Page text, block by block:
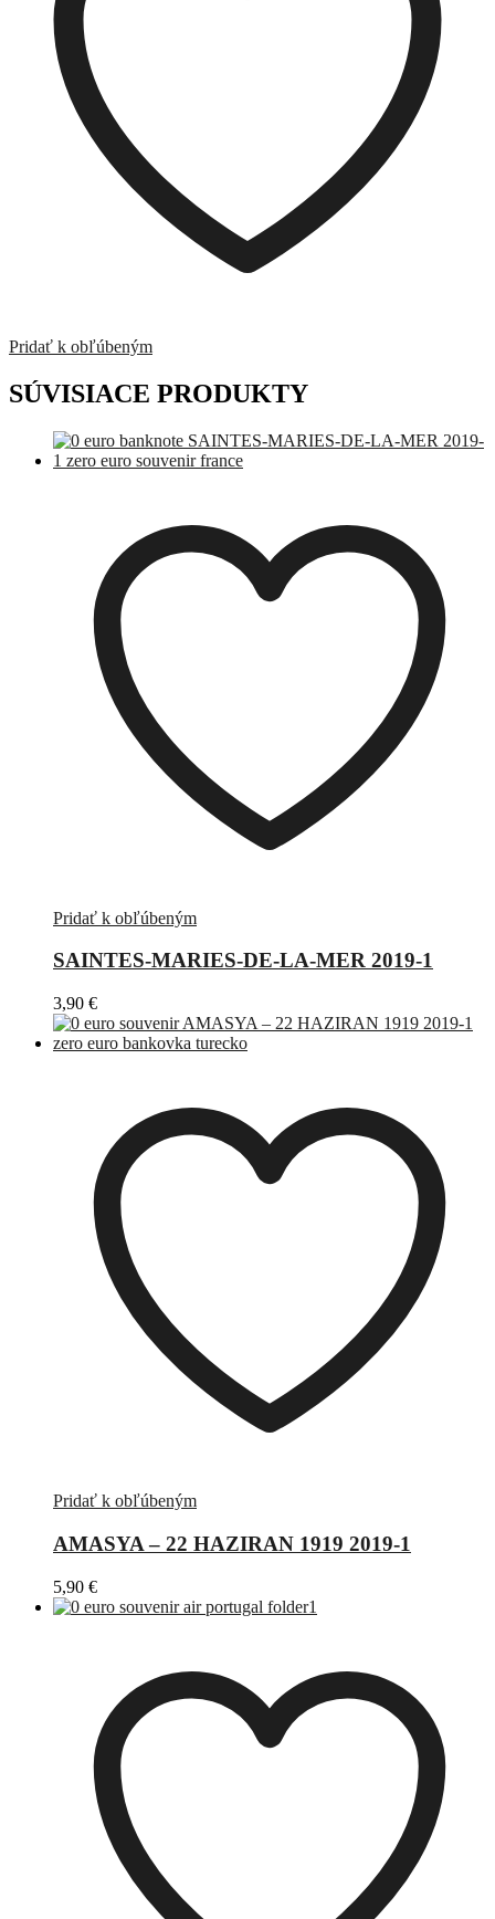
Pridať k obľúbeným
SÚVISIACE PRODUKTY
Pridať k obľúbeným
SAINTES-MARIES-DE-LA-MER 2019-1
3,90 €
Pridať k obľúbeným
AMASYA – 22 HAZIRAN 1919 2019-1
5,90 €